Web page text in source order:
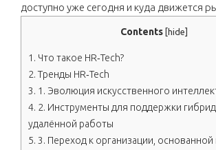
доступно уже сегодня и куда движется
Contents [hide]
1. Что такое HR‑Tech?
2.Тренды HR‑Tech
3. 1. Эволюция искусственного
4. 2. Инструменты для поддержки
удалённой работы
5. 3. Переход к организации, основанной